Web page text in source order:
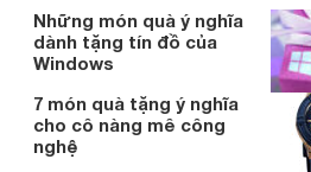
Những món quà ý nghĩa
dành tặng tín đồ của
Windows
7 món quà tặng ý nghĩa
cho cô nàng mê công
nghệ